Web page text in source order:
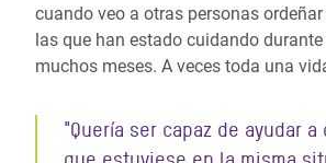
cuando veo a otras personas
las que han estado cuidando
muchos meses. A veces toda una
"Quería ser capaz de ayudar